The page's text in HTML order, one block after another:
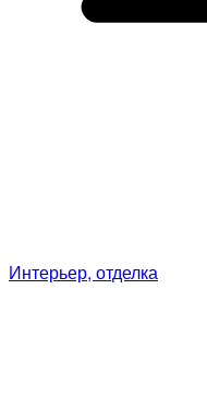
Интерьер, отделка